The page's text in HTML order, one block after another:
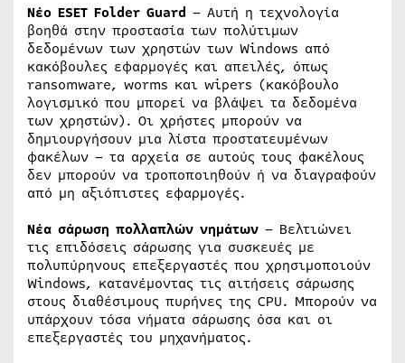
Νέο ESET Folder Guard – Αυτή η τεχνολογία
βοηθά στην προστασία των πολύτιμων
δεδομένων των χρηστών των Windows από
κακόβουλες εφαρμογές και απειλές, όπως
ransomware, worms και wipers (κακόβουλο
λογισμικό που μπορεί να βλάψει τα δεδομένα
των χρηστών). Οι χρήστες μπορούν να
δημιουργήσουν μια λίστα προστατευμένων
φακέλων – τα αρχεία σε αυτούς τους φακέλους
δεν μπορούν να τροποποιηθούν ή να διαγραφούν
από μη αξιόπιστες εφαρμογές.
Νέα σάρωση πολλαπλών νημάτων – Βελτιώνει
τις επιδόσεις σάρωσης για συσκευές με
πολυπύρηνους επεξεργαστές που χρησιμοποιούν
Windows, κατανέμοντας τις αιτήσεις σάρωσης
στους διαθέσιμους πυρήνες της CPU. Μπορούν να
υπάρχουν τόσα νήματα σάρωσης όσα και οι
επεξεργαστές του μηχανήματος.